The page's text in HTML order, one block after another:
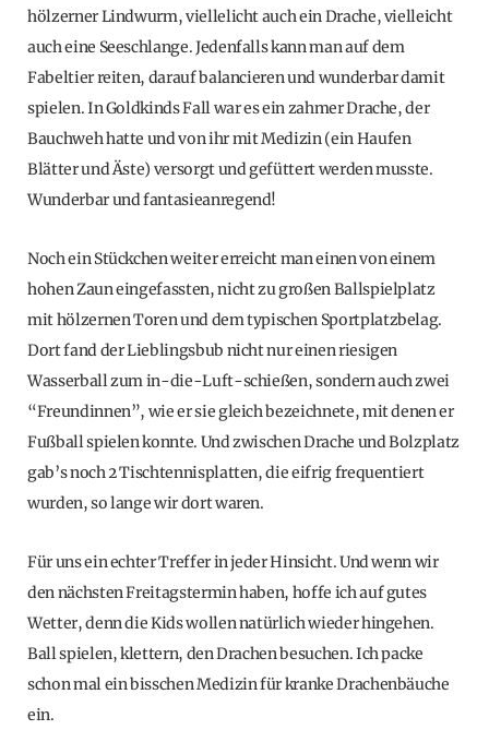
hölzerner Lindwurm, viellelicht auch ein Drache, vielleicht
auch eine Seeschlange. Jedenfalls kann man auf dem
Fabeltier reiten, darauf balancieren und wunderbar damit
spielen. In Goldkinds Fall war es ein zahmer Drache, der
Bauchweh hatte und von ihr mit Medizin (ein Haufen
Blätter und Äste) versorgt und gefüttert werden musste.
Wunderbar und fantasieanregend!
Noch ein Stückchen weiter erreicht man einen von einem
hohen Zaun eingefassten, nicht zu großen Ballspielplatz
mit hölzernen Toren und dem typischen Sportplatzbelag.
Dort fand der Lieblingsbub nicht nur einen riesigen
Wasserball zum in-die-Luft-schießen, sondern auch zwei
“Freundinnen”, wie er sie gleich bezeichnete, mit denen er
Fußball spielen konnte. Und zwischen Drache und Bolzplatz
gab’s noch 2 Tischtennisplatten, die eifrig frequentiert
wurden, so lange wir dort waren.
Für uns ein echter Treffer in jeder Hinsicht. Und wenn wir
den nächsten Freitagstermin haben, hoffe ich auf gutes
Wetter, denn die Kids wollen natürlich wieder hingehen.
Ball spielen, klettern, den Drachen besuchen. Ich packe
schon mal ein bisschen Medizin für kranke Drachenbäuche
ein.